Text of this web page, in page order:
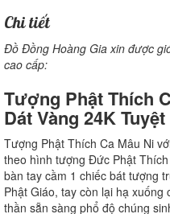
Chi tiết
Đồ Đồng Hoàng Gia xin được
cao cấp:
Tượng Phật Thích
Dát Vàng 24K
Tượng Phật Thích Ca Mâu Ni
theo hình tượng Đức Phật
bàn tay cầm 1 chiếc bát tượng
Phật Giáo, tay còn lại hạ
thần sẵn sàng phổ độ chúng